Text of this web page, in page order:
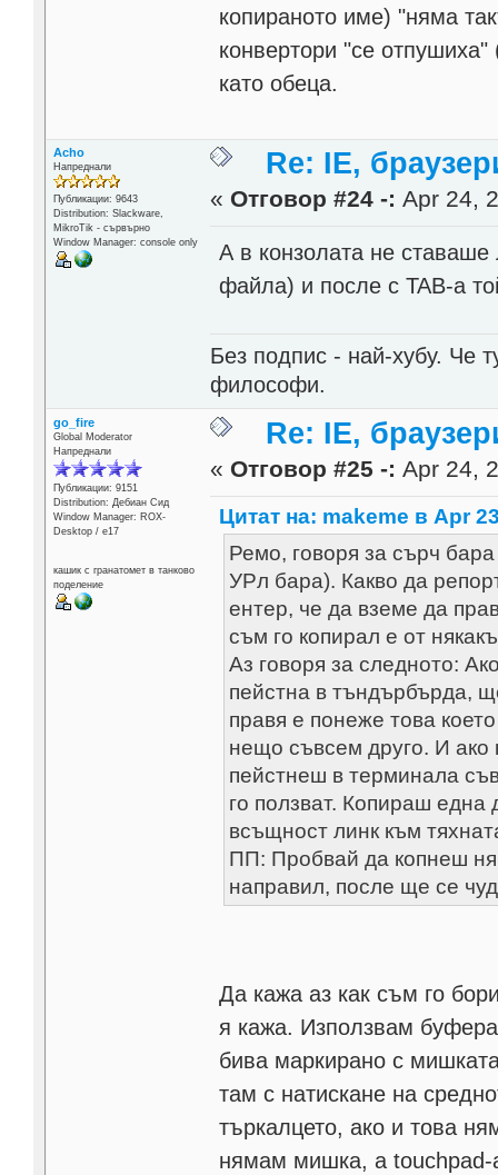
копираното име) "няма
конвертори "се
като обеца.
Acho
Напреднали
Публикации: 9643
Distribution: Slackware,
MikroTik - сървърно
Window Manager: console only
Re: IE,
« Отговор #24 -: Apr 24,
А в конзолата не
файла) и после с TAB-а
Без подпис - най-хубу. Че
философи.
go_fire
Global Moderator
Напреднали
Публикации: 9151
Distribution: Дебиан Сид
Window Manager: ROX-
Desktop / е17
кашик с гранатомет в танково
поделение
Re: IE,
« Отговор #25 -: Apr 24,
Цитат на: makeme в Apr
Ремо, говоря за сърч
УРл бара). Какво да
ентер, че да вземе да
съм го копирал е от
Аз говоря за следното:
пейстна в тъндърбърда,
правя е понеже това
нещо съвсем друго. И ако
пейстнеш в терминала
го ползват. Копираш
всъщност линк към
ПП: Пробвай да копнеш
направил, после ще се
Да кажа аз как съм го
я кажа. Използвам
бива маркирано с
там с натискане на
търкалцето, ако и това
нямам мишка, а touchpad-